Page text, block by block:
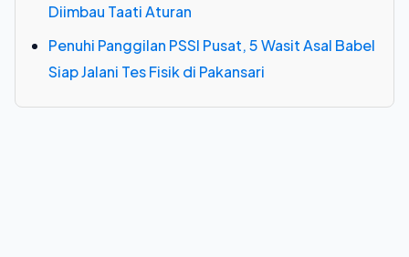
Diimbau Taati Aturan
Penuhi Panggilan PSSI Pusat, 5 Wasit Asal Babel
Siap Jalani Tes Fisik di Pakansari